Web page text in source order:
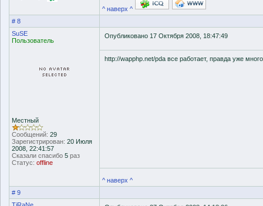
^ наверх ^
# 8
SuSE
Пользователь
Местный
Сообщений: 29
Зарегистрирован: 20 Июля
2008, 22:41:57
Сказали спасибо 5 раз
Статус: offline
Опубликовано 17 Октября 2008, 18:47:49
http://wapphp.net/pda все работает, правда уже
^ наверх ^
# 9